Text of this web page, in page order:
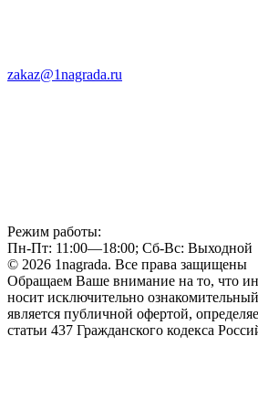
zakaz@1nagrada.ru
Режим работы:
Пн-Пт: 11:00—18:00; Сб-Вс: Выходной
© 2026 1nagrada. Все права защищены
Обращаем Ваше внимание на то, что
носит исключительно
является публичной офертой,
статьи 437 Гражданского кодекса